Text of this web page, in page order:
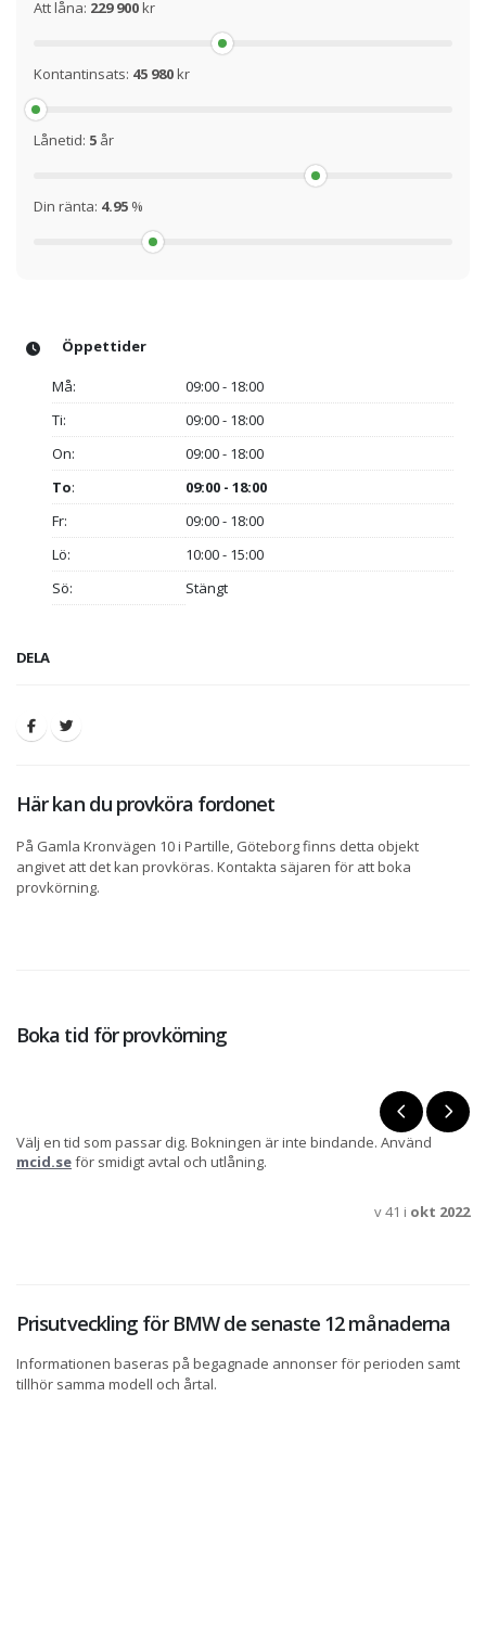
Att låna: 229 900kr
Kontantinsats: 45 980kr
Lånetid: 5 år
Din ränta: 4.95 %
Öppettider
Må:
09:00 - 18:00
Ti:
09:00 - 18:00
On:
09:00 - 18:00
To:
09:00 - 18:00
Fr:
09:00 - 18:00
Lö:
10:00 - 15:00
Sö:
Stängt
DELA
Här kan du provköra fordonet
På Gamla Kronvägen 10 i Partille, Göteborg finns detta objekt
angivet att det kan provköras. Kontakta säjaren för att boka
provkörning.
Boka tid för provkörning
Välj en tid som passar dig. Bokningen är inte bindande. Använd
mcid.seför smidigt avtal och utlåning.
v 41 i okt 2022
Prisutveckling för BMW de senaste 12 månaderna
Informationen baseras på begagnade annonser för perioden samt
tillhör samma modell och årtal.